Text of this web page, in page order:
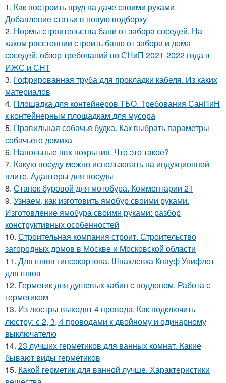
1. Как построить пруд на даче своими руками.
Добавление статьи в новую подборку
2. Нормы строительства бани от забора соседей. На
каком расстоянии строить баню от забора и дома
соседей: обзор требований по СНиП 2021-2022 года в
ИЖС и СНТ
3. Гофрированная труба для прокладки кабеля. Из каких
материалов
4. Площадка для контейнеров ТБО. Требования СанПиН
к контейнерным площадкам для мусора
5. Правильная собачья будка. Как выбрать параметры
собачьего домика
6. Напольные пвх покрытия. Что это такое?
7. Какую посуду можно использовать на индукционной
плите. Адаптеры для посуды
8. Станок буровой для мотобура. Комментарии 21
9. Узнаем, как изготовить ямобур своими руками.
Изготовление ямобура своими руками: разбор
конструктивных особенностей
10. Строительная компания строит. Строительство
загородных домов в Москве и Московской области
11. Для швов гипсокартона. Шпаклевка Кнауф Унифлот
для швов
12. Герметик для душевых кабин с поддоном. Работа с
герметиком
13. Из люстры выходят 4 провода. Как подключить
люстру: с 2, 3, 4 проводами к двойному и одинарному
выключателю
14. 23 лучших герметиков для ванных комнат. Какие
бывают виды герметиков
15. Какой герметик для ванной лучше. Характеристики